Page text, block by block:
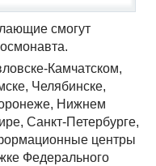
смогут
Камчатском,
Челябинске,
Нижнем
Санкт-Петербурге,
центры
Федерального